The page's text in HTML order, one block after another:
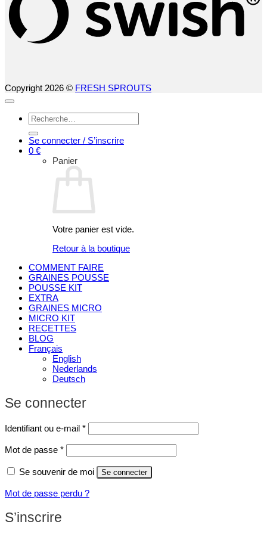
Copyright 2026 © FRESH SPROUTS
Recherche
pour :
Se connecter / S’inscrire
0 €
Panier
Votre panier est vide.
Retour à la boutique
COMMENT FAIRE
GRAINES POUSSE
POUSSE KIT
EXTRA
GRAINES MICRO
MICRO KIT
RECETTES
BLOG
Français
English
Nederlands
Deutsch
Se connecter
Identifiant ou e-mail *Obligatoire
Mot de passe *Obligatoire
Se souvenir de moi Se connecter
Mot de passe perdu ?
S’inscrire